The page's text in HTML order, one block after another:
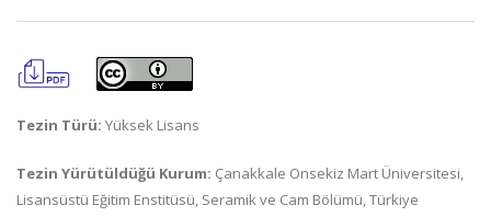
Tezin Türü: Yüksek Lisans
Tezin Yürütüldüğü Kurum: Çanakkale Onsekiz Mart Üniversitesi,
Lisansüstü Eğitim Enstitüsü, Seramik ve Cam Bölümü, Türkiye